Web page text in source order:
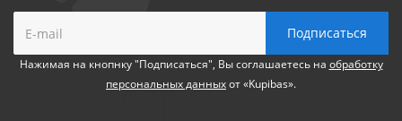
Нажимая на кнопнку "Подписаться", Вы соглашаетесь на обработку
персональных данныхот «Kupibas».